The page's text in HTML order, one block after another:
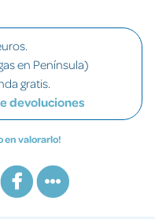
en Península)
gratis.
devoluciones
en valorarlo!